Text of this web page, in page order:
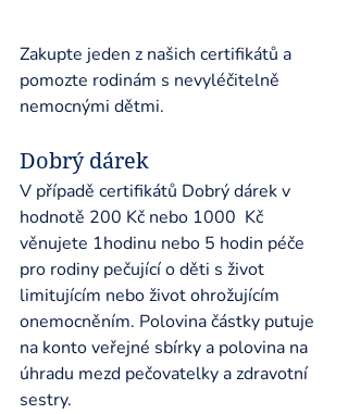
Zakupte jeden z našich certifikátů a
pomozte rodinám s nevyléčitelně
nemocnými dětmi.
Dobrý dárek
V případě certifikátů Dobrý dárek v
hodnotě 200 Kč nebo 1000  Kč
věnujete 1hodinu nebo 5 hodin péče
pro rodiny pečující o děti s život
limitujícím nebo život ohrožujícím
onemocněním. Polovina částky putuje
na konto veřejné sbírky a polovina na
úhradu mezd pečovatelky a zdravotní
sestry.